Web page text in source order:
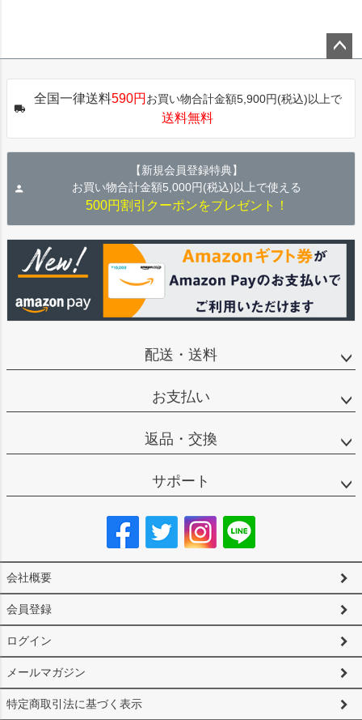
ップ
全国一律送料590円 お買い物合計金額5,900円(税込)以上で
送料無料
【新規会員登録特典】
お買い物合計金額5,000円(税込)以上で使える
500円割引クーポンをプレゼント！
配送・送料
お支払い
返品・交換
サポート
会社概要
会員登録
ログイン
メールマガジン
特定商取引法に基づく表示